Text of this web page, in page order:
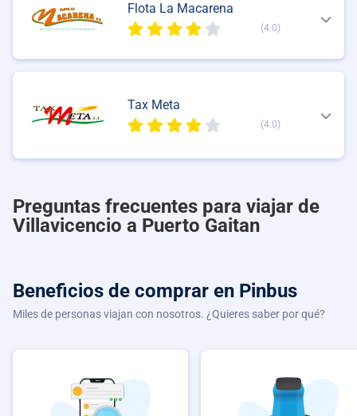
Flota La Macarena
(4.0)
Tax Meta
(4.0)
Preguntas frecuentes para viajar de
Villavicencio a Puerto Gaitan
Beneficios de comprar en Pinbus
Miles de personas viajan con nosotros. ¿Quieres saber por qué?